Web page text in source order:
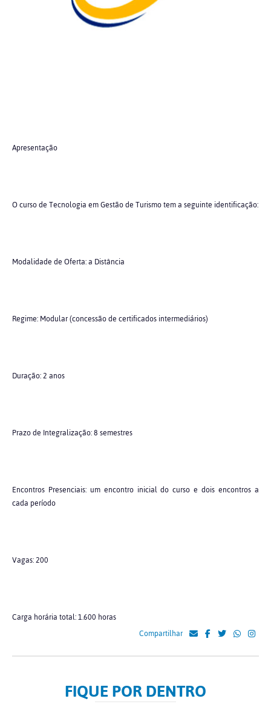
Apresentação
O curso de Tecnologia em Gestão de Turismo tem a seguinte identificação:
Modalidade de Oferta: a Distância
Regime: Modular (concessão de certificados intermediários)
Duração: 2 anos
Prazo de Integralização: 8 semestres
Encontros Presenciais: um encontro inicial do curso e dois encontros a
cada período
Vagas: 200
Carga horária total: 1.600 horas
Compartilhar
FIQUE POR DENTRO